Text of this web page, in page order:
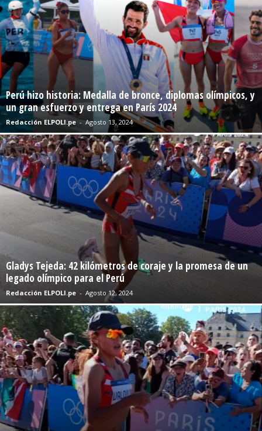
Perú hizo historia: Medalla de bronce, diplomas olímpicos, y
un gran esfuerzo y entrega en París 2024
Redacción ELPOLI.pe - Agosto 13, 2024
Gladys Tejeda: 42 kilómetros de coraje y la promesa de un
legado olímpico para el Perú
Redacción ELPOLI.pe - Agosto 12, 2024